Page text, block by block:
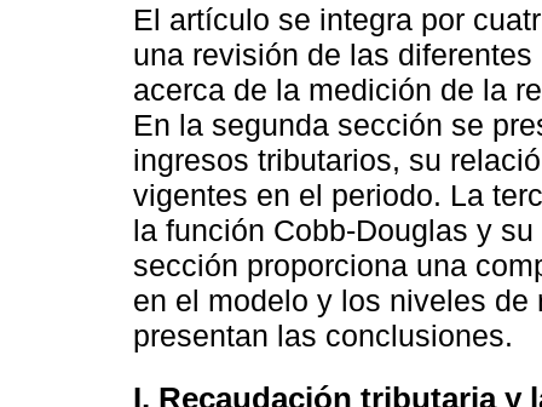
El artículo se integra por
una revisión de las
acerca de la medición de la
En la segunda sección se
ingresos tributarios, su
vigentes en el periodo. La
la función Cobb-Douglas y
sección proporciona una
en el modelo y los niveles
presentan las conclusiones.
I. Recaudación tributaria y